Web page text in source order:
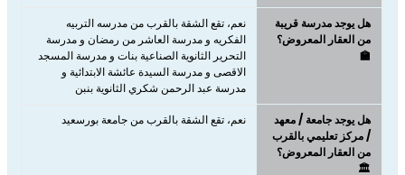
هل يوجد مدرسة قريبة
من العقار المعروض؟
🏫
نعم، تقع الشقة بالقرب من مدرسه التربيه
الفكريه و مدرسة العاشر من رمضان و مدرسة
التحرير الثانوية الصناعية بنات و مدرسة المسجد
الاقصى و مدرسة السيدة عائشة الابتدائية و
مدرسة عبد الرحمن شكري الثانوية بنبن
هل يوجد جامعة / معهد
/ مركز تعليمي بالقرب
من العقار المعروض؟
🏛️
نعم، تقع الشقة بالقرب من جامعة بورسعيد